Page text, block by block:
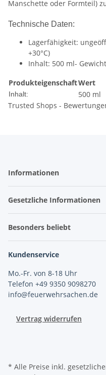
Manschette oder Formteil)
Technische Daten:
Lagerfähigkeit:
+30°C)
Inhalt: 500 ml-
ProdukteigenschaftWert
Inhalt:
500 ml
Trusted Shops -
Informationen
Gesetzliche Informationen
Besonders beliebt
Kundenservice
Mo.-Fr. von 8-18 Uhr
Telefon +49 9350 9098270
info@feuerwehrsachen.de
Vertrag widerrufen
* Alle Preise inkl.